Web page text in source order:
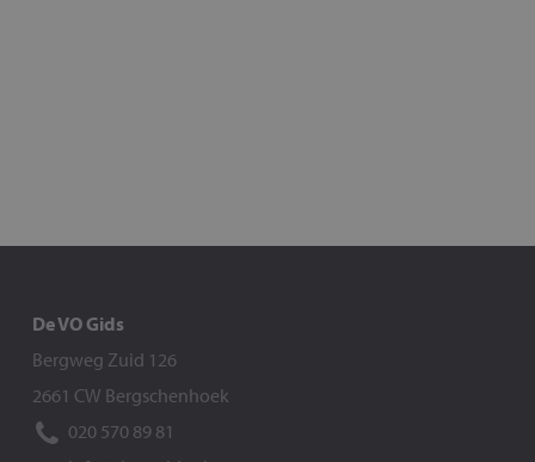
De VO Gids
Bergweg Zuid 126
2661 CW Bergschenhoek
020 570 89 81